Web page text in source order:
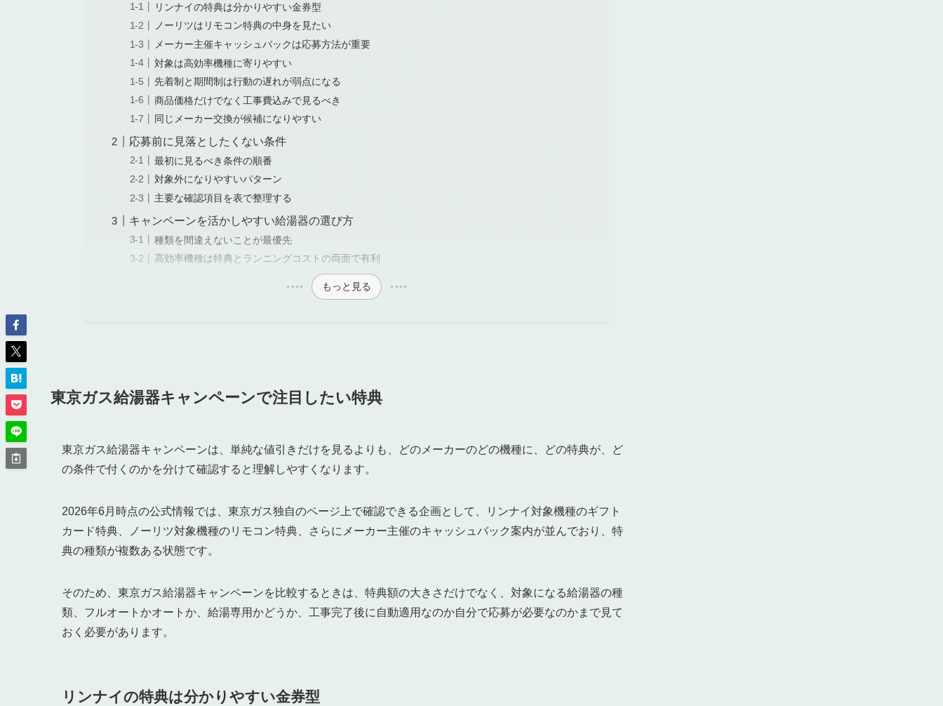
リンナイの特典は分かりやすい金券型
ノーリツはリモコン特典の中身を見たい
メーカー主催キャッシュバックは応募方法が重要
対象は高効率機種に寄りやすい
先着制と期間制は行動の遅れが弱点になる
商品価格だけでなく工事費込みで見るべき
同じメーカー交換が候補になりやすい
応募前に見落としたくない条件
最初に見るべき条件の順番
対象外になりやすいパターン
主要な確認項目を表で整理する
キャンペーンを活かしやすい給湯器の選び方
種類を間違えないことが最優先
高効率機種は特典とランニングコストの両面で有利
もっと見る
東京ガス給湯器キャンペーンで注目したい特典
東京ガス給湯器キャンペーンは、単純な値引きだけを見るよりも、どのメーカーのどの機種に、どの特典が、ど
の条件で付くのかを分けて確認すると理解しやすくなります。
2026年6月時点の公式情報では、東京ガス独自のページ上で確認できる企画として、リンナイ対象機種のギフト
カード特典、ノーリツ対象機種のリモコン特典、さらにメーカー主催のキャッシュバック案内が並んでおり、特
典の種類が複数ある状態です。
そのため、東京ガス給湯器キャンペーンを比較するときは、特典額の大きさだけでなく、対象になる給湯器の種
類、フルオートかオートか、給湯専用かどうか、工事完了後に自動適用なのか自分で応募が必要なのかまで見て
おく必要があります。
リンナイの特典は分かりやすい金券型